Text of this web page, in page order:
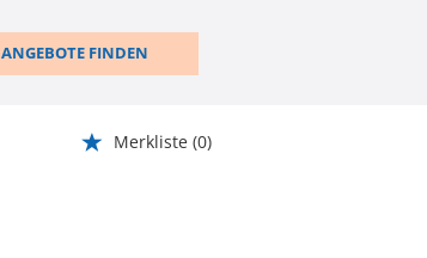
ANGEBOTE FINDEN
Merkliste (0)